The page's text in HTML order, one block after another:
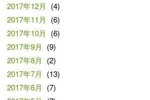
2017年12月
(4)
2017年11月
(6)
2017年10月
(6)
2017年9月
(9)
2017年8月
(2)
2017年7月
(13)
2017年6月
(7)